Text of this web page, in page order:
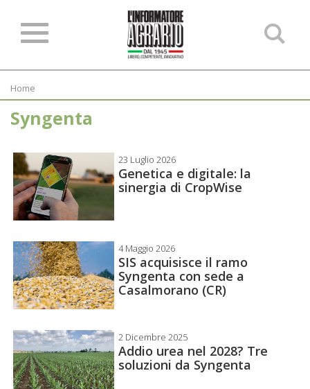
Home
Syngenta
23 Luglio 2026
Genetica e digitale: la
sinergia di CropWise
4 Maggio 2026
SIS acquisisce il ramo
Syngenta con sede a
Casalmorano (CR)
2 Dicembre 2025
Addio urea nel 2028? Tre
soluzioni da Syngenta